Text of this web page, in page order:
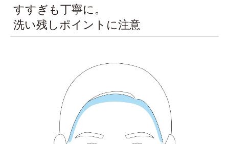
すすぎも丁寧に。
洗い残しポイントに注意